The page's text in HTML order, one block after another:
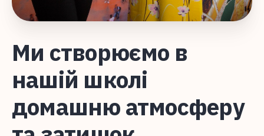
Ми створюємо в
нашій школі
домашню атмосферу